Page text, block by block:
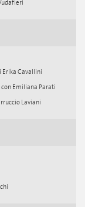
Erika Cavallini
Emiliana Parati
Laviani